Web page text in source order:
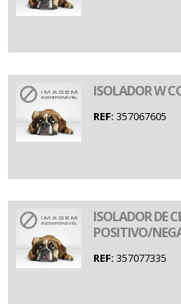
ISOLADOR W
REF: 357067605
ISOLADOR DE
POSITIVO/
REF: 357077335